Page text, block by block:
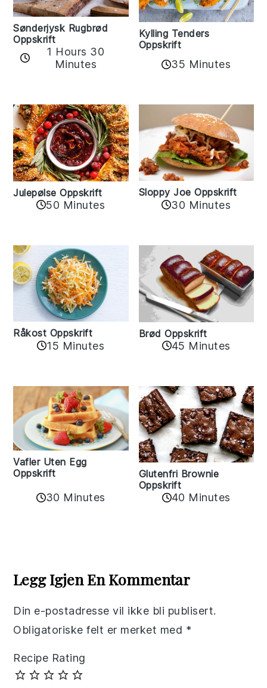
Sønderjysk Rugbrød
Oppskrift
1 Hours 30
Minutes
Kylling Tenders
Oppskrift
35 Minutes
Julepølse Oppskrift
50 Minutes
Sloppy Joe Oppskrift
30 Minutes
Råkost Oppskrift
15 Minutes
Brød Oppskrift
45 Minutes
Vafler Uten Egg
Oppskrift
30 Minutes
Glutenfri Brownie
Oppskrift
40 Minutes
Interactions
Legg Igjen En Kommentar
Din e-postadresse vil ikke bli publisert.
Obligatoriske felt er merket med *
Recipe Rating